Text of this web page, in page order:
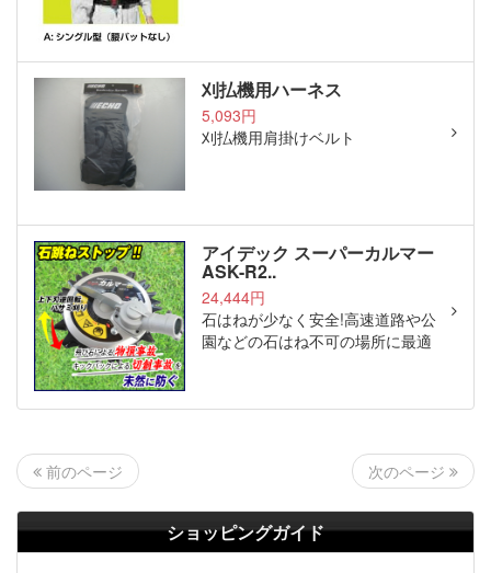
刈払機用ハーネス
5,093円
刈払機用肩掛けベルト
アイデック スーパーカルマー
ASK-R2..
24,444円
石はねが少なく安全!高速道路や公
園などの石はね不可の場所に最適
前のページ 次のページ
ショッピングガイド